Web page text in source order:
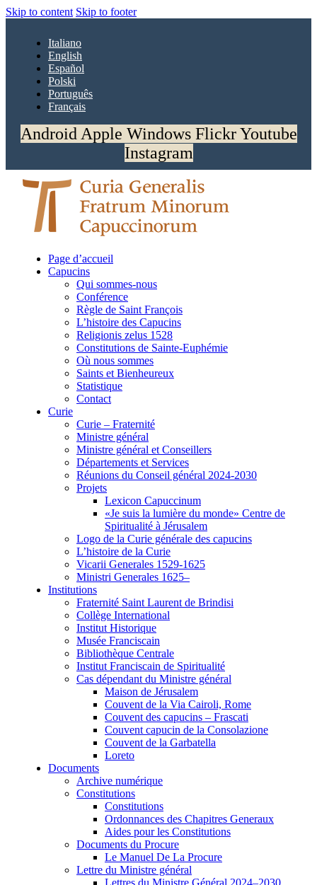
Skip to content Skip to footer
Italiano
English
Español
Polski
Português
Français
Android Apple Windows Flickr Youtube
Instagram
Page d’accueil
Capucins
Qui sommes-nous
Conférence
Règle de Saint François
L’histoire des Capucins
Religionis zelus 1528
Constitutions de Sainte-Euphémie
Où nous sommes
Saints et Bienheureux
Statistique
Contact
Curie
Curie – Fraternité
Ministre général
Ministre général et Conseillers
Départements et Services
Réunions du Conseil général 2024-2030
Projets
Lexicon Capuccinum
«Je suis la lumière du monde» Centre de
Spiritualité à Jérusalem
Logo de la Curie générale des capucins
L’histoire de la Curie
Vicarii Generales 1529-1625
Ministri Generales 1625–
Institutions
Fraternité Saint Laurent de Brindisi
Collège International
Institut Historique
Musée Franciscain
Bibliothèque Centrale
Institut Franciscain de Spiritualité
Cas dépendant du Ministre général
Maison de Jérusalem
Couvent de la Via Cairoli, Rome
Couvent des capucins – Frascati
Couvent capucin de la Consolazione
Couvent de la Garbatella
Loreto
Documents
Archive numérique
Constitutions
Constitutions
Ordonnances des Chapitres Generaux
Aides pour les Constitutions
Documents du Procure
Le Manuel De La Procure
Lettre du Ministre général
Lettres du Ministre Général 2024–2030